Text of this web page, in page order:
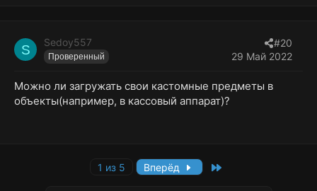
S Sedoy557
Проверенный 29 Май 2022
#20
Можно ли загружать свои кастомные предметы в
объекты(например, в кассовый аппарат)?
1 из 5 Вперёд